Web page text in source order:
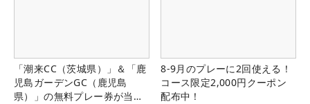
「潮来CC（茨城県）」＆「鹿
児島ガーデンGC（鹿児島
県）」の無料プレー券が当た
8-9月のプレーに2回使える！
コース限定2,000円クーポン
配布中！